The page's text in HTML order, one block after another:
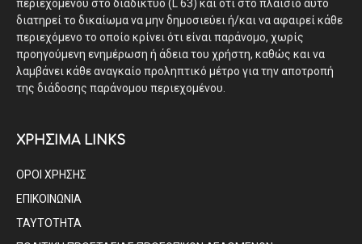
περιεχομένου στο διαδίκτυο (L 63) και ότι στο πλαίσιο αυτό
διατηρεί το δικαίωμα να μην δημοσιεύει ή/και να αφαιρεί κάθε
περιεχόμενο το οποίο κρίνει ότι είναι παράνομο, χωρίς
προηγούμενη ενημέρωση ή άδεια του χρήστη, καθώς και να
λαμβάνει κάθε αναγκαίο προληπτικό μέτρο για την αποτροπή
της διάδοσης παράνομου περιεχομένου.
ΧΡΗΣΙΜΑ LINKS
ΟΡΟΙ ΧΡΗΣΗΣ
ΕΠΙΚΟΙΝΩΝΙΑ
ΤΑΥΤΟΤΗΤΑ